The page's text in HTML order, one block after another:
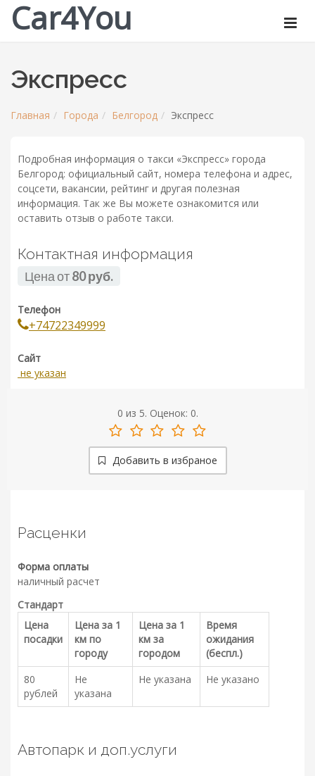
Car4You
Экспресс
Главная Города Белгород Экспресс
Подробная информация о такси «Экспресс» города
Белгород: официальный сайт, номера телефона и адрес,
соцсети, вакансии, рейтинг и другая полезная
информация. Так же Вы можете ознакомится или
оставить отзыв о работе такси.
Контактная информация
Цена от80 руб.
Телефон
+74722349999
Сайт
не указан
0 из 5. Оценок: 0.
Добавить в избраное
Расценки
Форма оплаты
наличный расчет
Стандарт
Цена
посадки
Цена за 1
км по
городу
Цена за 1
км за
городом
Время
ожидания
(беспл.)
80
рублей
Не
указана
Не указана Не указано
Автопарк и доп.услуги